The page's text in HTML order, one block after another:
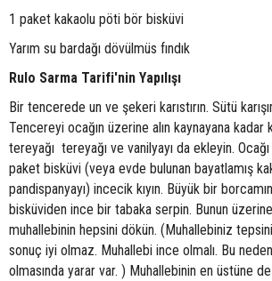
1 paket kakaolu pöti bör bisküvi
Yarım su bardağı dövülmüs fındık
Rulo Sarma Tarifi'nin Yapılışı
Bir tencerede un ve şekeri karıstırın. Sütü
Tencereyi ocağın üzerine alın kaynayana kadar
tereyağı tereyağı ve vanilyayı da ekleyin.
paket bisküvi (veya evde bulunan bayatlamış
pandispanyayı) incecik kıyın. Büyük bir borcamın
bisküviden ince bir tabaka serpin. Bunun
muhallebinin hepsini dökün. (Muhallebiniz
sonuç iyi olmaz. Muhallebi ince olmalı. Bu
olmasında yarar var. ) Muhallebinin en üstüne